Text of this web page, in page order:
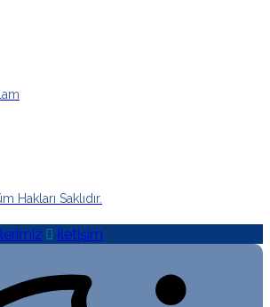
Saklıdır.
İletişim